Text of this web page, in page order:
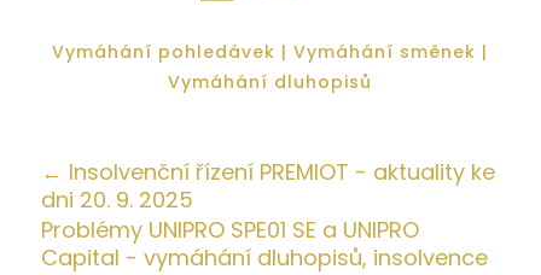
Vymáhání pohledávek |Vymáhání směnek |
Vymáhání dluhopisů
← Insolvenční řízení PREMIOT - aktuality ke
dni 20. 9. 2025
Problémy UNIPRO SPE01 SE a UNIPRO
Capital - vymáhání dluhopisů, insolvence